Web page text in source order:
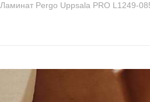
Ламинат Pergo Uppsala PRO L1249-